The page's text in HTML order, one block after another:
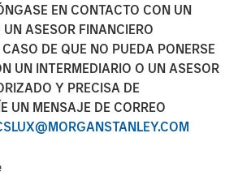
EN CONTACTO CON UN
ASESOR FINANCIERO
DE QUE NO PUEDA PONERSE
UN INTERMEDIARIO O UN ASESOR
Y PRECISA DE
UN MENSAJE DE CORREO
50-basis-point “first cut,” the